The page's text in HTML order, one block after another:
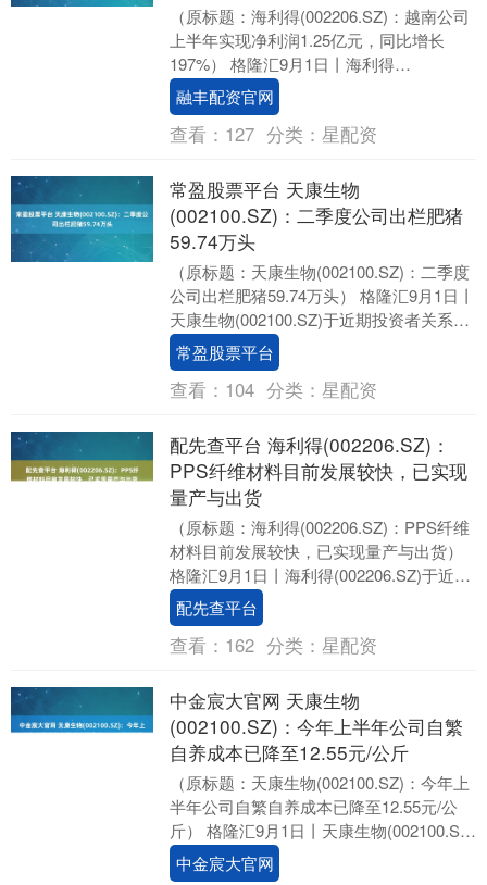
（原标题：海利得(002206.SZ)：越南公司
上半年实现净利润1.25亿元，同比增长
197%） 格隆汇9月1日丨海利得
(002206.SZ)于近期投资者关系活....
融丰配资官网
查看： 127 分类： 星配资
常盈股票平台 天康生物
(002100.SZ)：二季度公司出栏肥猪
59.74万头
（原标题：天康生物(002100.SZ)：二季度
公司出栏肥猪59.74万头） 格隆汇9月1日丨
天康生物(002100.SZ)于近期投资者关系活
动表示，二季度公司....
常盈股票平台
查看： 104 分类： 星配资
配先查平台 海利得(002206.SZ)：
PPS纤维材料目前发展较快，已实现
量产与出货
（原标题：海利得(002206.SZ)：PPS纤维
材料目前发展较快，已实现量产与出货）
格隆汇9月1日丨海利得(002206.SZ)于近期
投资者关系活动表示，新....
配先查平台
查看： 162 分类： 星配资
中金宸大官网 天康生物
(002100.SZ)：今年上半年公司自繁
自养成本已降至12.55元/公斤
（原标题：天康生物(002100.SZ)：今年上
半年公司自繁自养成本已降至12.55元/公
斤） 格隆汇9月1日丨天康生物(002100.SZ)
于近期投资者关系活....
中金宸大官网